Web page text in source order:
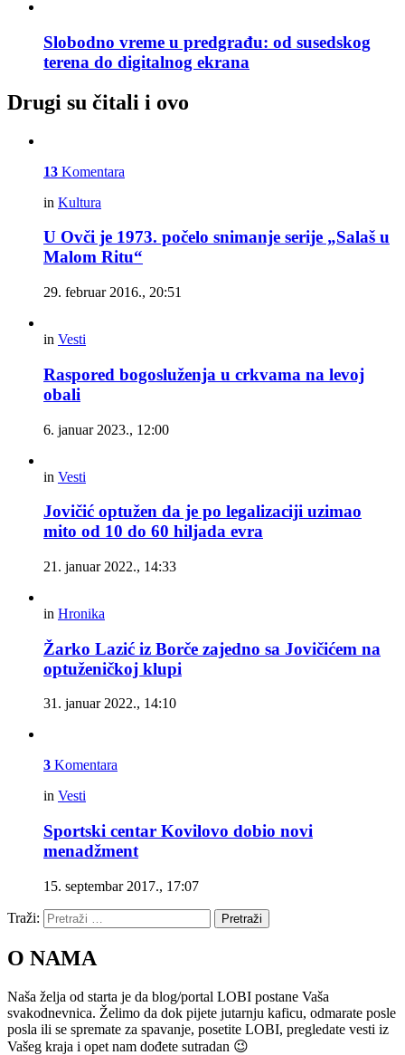
Slobodno vreme u predgrađu: od susedskog
terena do digitalnog ekrana
Drugi su čitali i ovo
13 Komentara
in Kultura
U Ovči je 1973. počelo snimanje serije „Salaš u
Malom Ritu“
29. februar 2016., 20:51
in Vesti
Raspored bogosluženja u crkvama na levoj
obali
6. januar 2023., 12:00
in Vesti
Jovičić optužen da je po legalizaciji uzimao
mito od 10 do 60 hiljada evra
21. januar 2022., 14:33
in Hronika
Žarko Lazić iz Borče zajedno sa Jovičićem na
optuženičkoj klupi
31. januar 2022., 14:10
3 Komentara
in Vesti
Sportski centar Kovilovo dobio novi
menadžment
15. septembar 2017., 17:07
Traži: Pretraži
O NAMA
Naša želja od starta je da blog/portal LOBI postane Vaša
svakodnevnica. Želimo da dok pijete jutarnju kaficu, odmarate posle
posla ili se spremate za spavanje, posetite LOBI, pregledate vesti iz
Vašeg kraja i opet nam dođete sutradan 😉